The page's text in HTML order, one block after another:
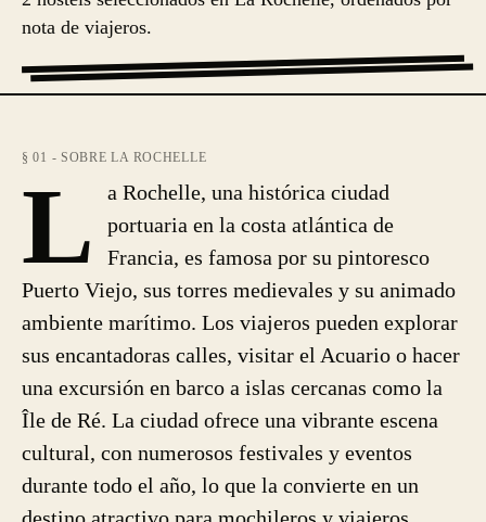
nota de viajeros.
§ 01 - SOBRE LA ROCHELLE
L
a Rochelle, una histórica ciudad
portuaria en la costa atlántica de
Francia, es famosa por su pintoresco
Puerto Viejo, sus torres medievales y su animado
ambiente marítimo. Los viajeros pueden explorar
sus encantadoras calles, visitar el Acuario o hacer
una excursión en barco a islas cercanas como la
Île de Ré. La ciudad ofrece una vibrante escena
cultural, con numerosos festivales y eventos
durante todo el año, lo que la convierte en un